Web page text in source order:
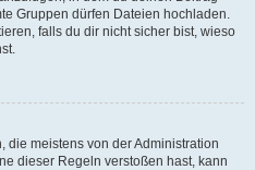
Gruppen dürfen Dateien hochladen.
falls du dir nicht sicher bist, wieso
die meistens von der Administration
dieser Regeln verstoßen hast, kann